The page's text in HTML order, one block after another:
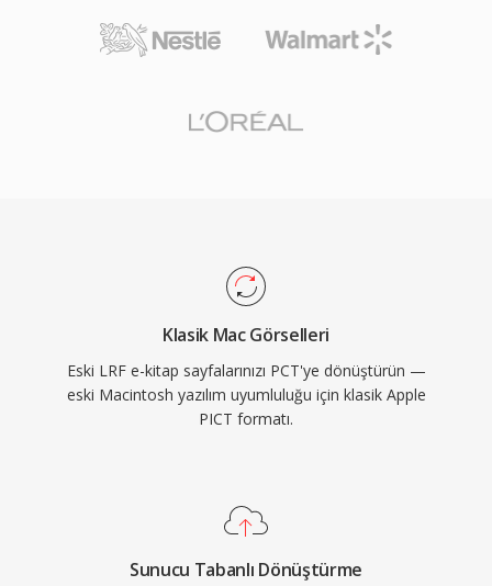
Klasik Mac Görselleri
Eski LRF e-kitap sayfalarınızı PCT'ye dönüştürün —
eski Macintosh yazılım uyumluluğu için klasik Apple
PICT formatı.
Sunucu Tabanlı Dönüştürme